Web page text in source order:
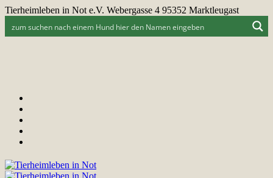
Tierheimleben in Not e.V. Webergasse 4 95352 Marktleugast